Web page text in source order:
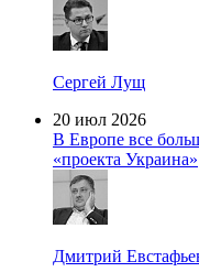
Сергей Лущ
20 июл 2026
В Европе все
«проекта Украина»
Дмитрий